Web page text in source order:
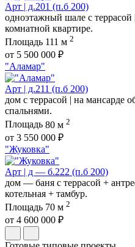
Арт | д.201 (п.б 200)
одноэтажный шале с
комнатной квартире.
Площадь 111 м 2
от 5 500 000 ₽
"Аламар"
Арт | д.211 (п.б 200)
дом с террасой | на мансарде
спальнями.
Площадь 80 м 2
от 3 550 000 ₽
"Жуковка"
Арт | д — б.222 (п.б 200)
дом — баня с террасой +
котельная + тамбур.
Площадь 70 м 2
от 4 600 000 ₽